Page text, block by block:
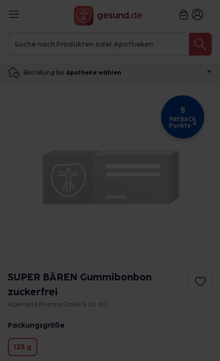
Bestellung bei Apotheke wählen
5
PAYBACK
Punkte 4
SUPER BÄREN Gummibonbon
zuckerfrei
Alpenland Pharma GmbH & Co. KG
Packungsgröße
125 g